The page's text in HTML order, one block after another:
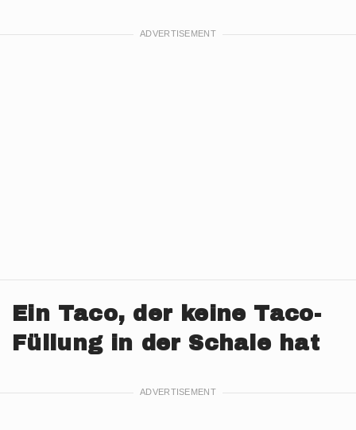
Ein Taco, der keine Taco-
Füllung in der Schale hat